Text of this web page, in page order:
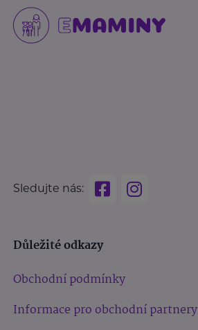
Sledujte nás:
Důležité odkazy
Obchodní podmínky
Informace pro obchodní partnery